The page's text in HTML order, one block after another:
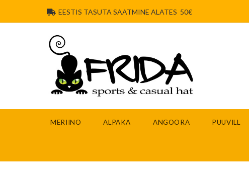
EESTIS TASUTA SAATMINE ALATES 50€
MERIINO ALPAKA ANGOORA PUUVILL